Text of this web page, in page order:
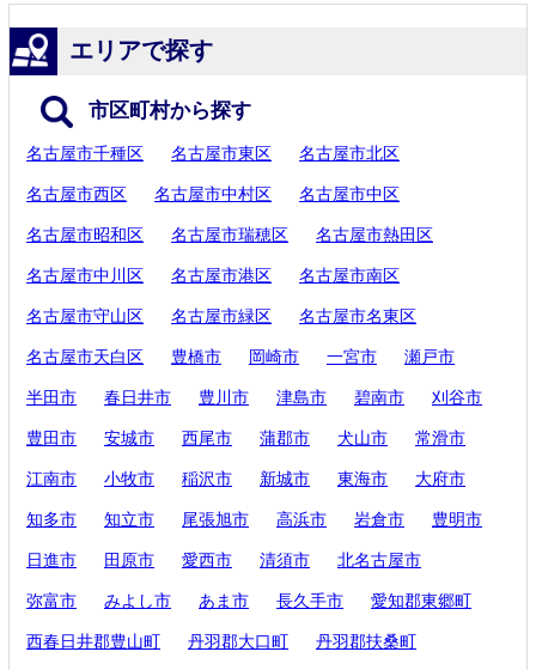
エリアで探す
市区町村から探す
名古屋市千種区 名古屋市東区 名古屋市北区
名古屋市西区 名古屋市中村区 名古屋市中区
名古屋市昭和区 名古屋市瑞穂区 名古屋市熱田区
名古屋市中川区 名古屋市港区 名古屋市南区
名古屋市守山区 名古屋市緑区 名古屋市名東区
名古屋市天白区 豊橋市 岡崎市 一宮市 瀬戸市
半田市 春日井市 豊川市 津島市 碧南市 刈谷市
豊田市 安城市 西尾市 蒲郡市 犬山市 常滑市
江南市 小牧市 稲沢市 新城市 東海市 大府市
知多市 知立市 尾張旭市 高浜市 岩倉市 豊明市
日進市 田原市 愛西市 清須市 北名古屋市
弥富市 みよし市 あま市 長久手市 愛知郡東郷町
西春日井郡豊山町 丹羽郡大口町 丹羽郡扶桑町